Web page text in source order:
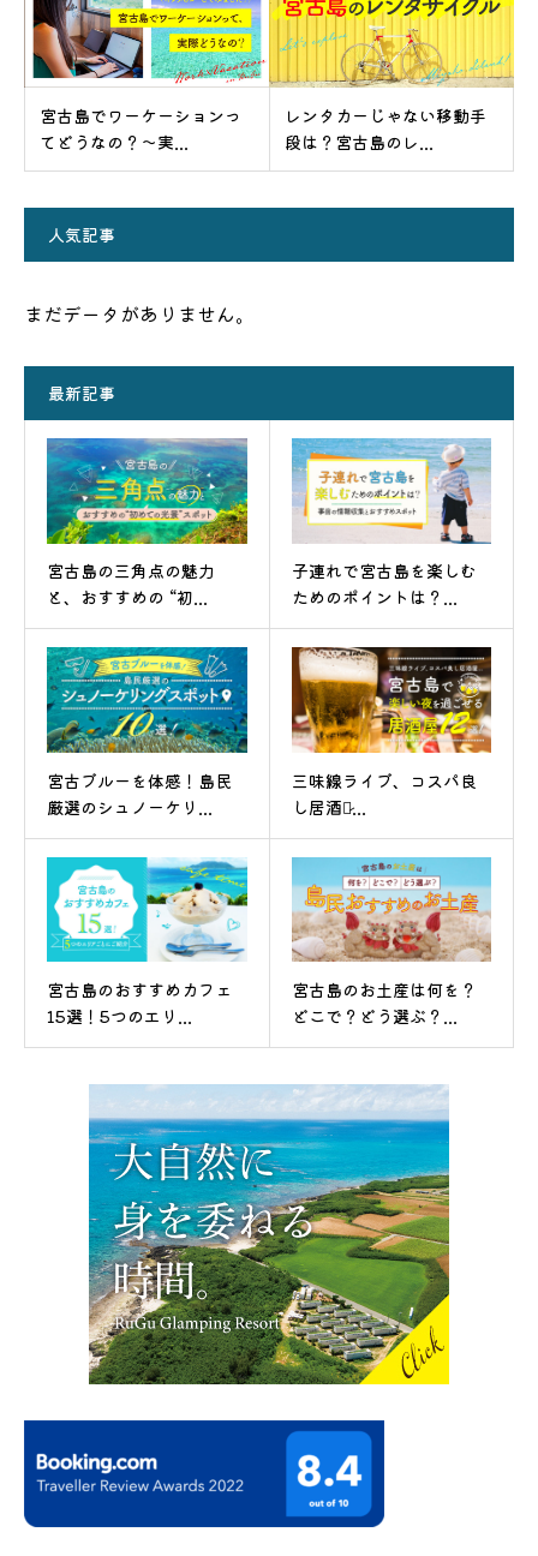
宮古島でワーケーションっ
てどうなの？～実...
レンタカーじゃない移動手
段は？宮古島のレ...
人気記事
まだデータがありません。
最新記事
宮古島の三角点の魅力
と、おすすめの “初...
子連れで宮古島を楽しむ
ためのポイントは？...
宮古ブルーを体感！島民
厳選のシュノーケリ...
三味線ライブ、コスパ良
し居酒屋̷...
宮古島のおすすめカフェ
15選！5つのエリ...
宮古島のお土産は何を？
どこで？どう選ぶ？...